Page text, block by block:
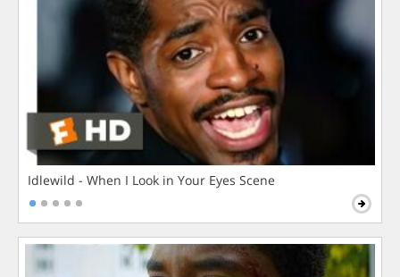
Idlewild - When I Look in Your Eyes Scene